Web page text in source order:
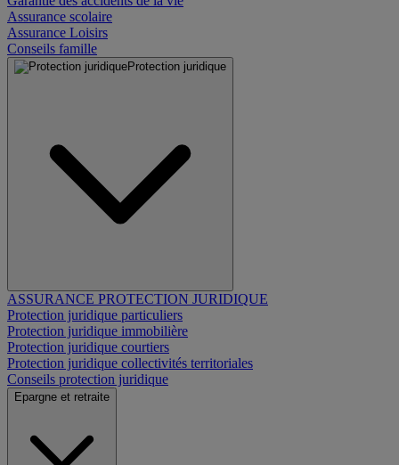
Assurance scolaire
Assurance Loisirs
Conseils famille
Protection juridique
ASSURANCE PROTECTION JURIDIQUE
Protection juridique particuliers
Protection juridique immobilière
Protection juridique courtiers
Protection juridique collectivités territoriales
Conseils protection juridique
Epargne et retraite